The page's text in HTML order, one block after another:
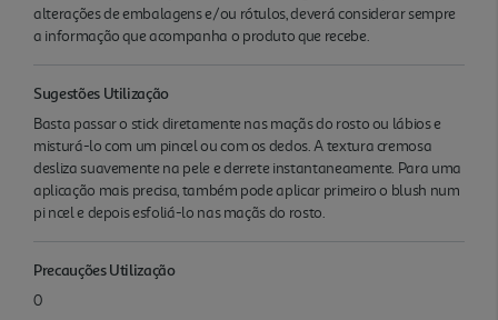
alterações de embalagens e/ou rótulos, deverá considerar sempre
a informação que acompanha o produto que recebe.
Sugestões Utilização
Basta passar o stick diretamente nas maçãs do rosto ou lábios e
misturá-lo com um pincel ou com os dedos. A textura cremosa
desliza suavemente na pele e derrete instantaneamente. Para uma
aplicação mais precisa, também pode aplicar primeiro o blush num
pi ncel e depois esfoliá-lo nas maçãs do rosto.
Precauções Utilização
0